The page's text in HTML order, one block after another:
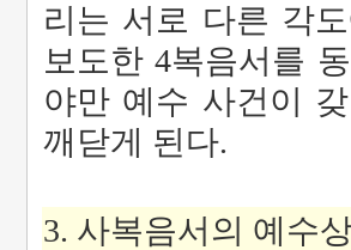
리는 서로 다른 각
보도한 4복음서를
야만 예수 사건이
깨닫게 된다.
3. 사복음서의 예수